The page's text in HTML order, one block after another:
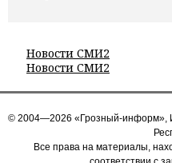
Новости СМИ2
Новости СМИ2
© 2004—2026 «Грозный-информ»,
Все права на материалы,